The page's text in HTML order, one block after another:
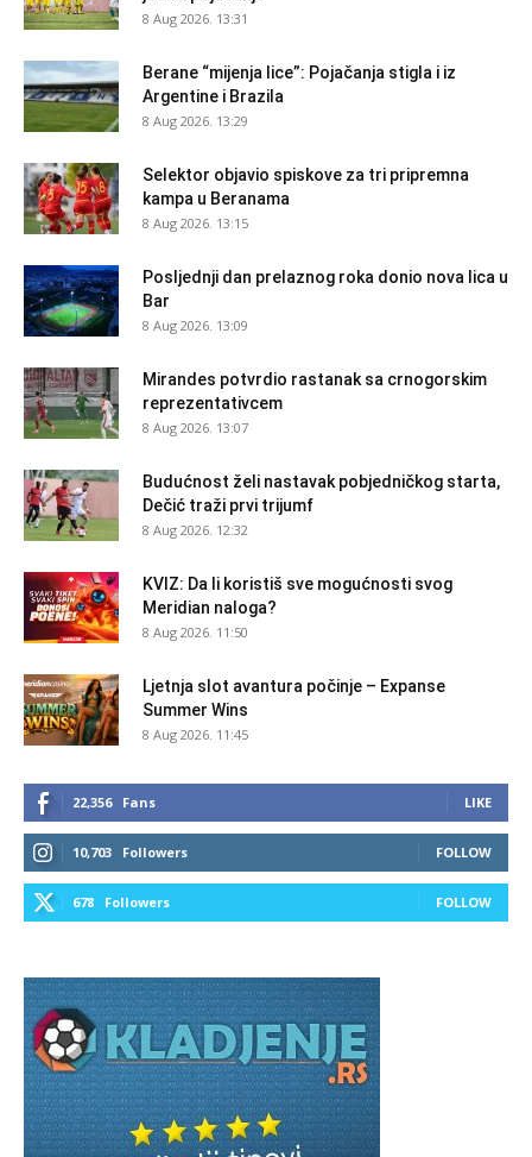
8 Aug 2026. 13:31
Berane “mijenja lice”: Pojačanja stigla i iz
Argentine i Brazila
8 Aug 2026. 13:29
Selektor objavio spiskove za tri pripremna
kampa u Beranama
8 Aug 2026. 13:15
Posljednji dan prelaznog roka donio nova lica u
Bar
8 Aug 2026. 13:09
Mirandes potvrdio rastanak sa crnogorskim
reprezentativcem
8 Aug 2026. 13:07
Budućnost želi nastavak pobjedničkog starta,
Dečić traži prvi trijumf
8 Aug 2026. 12:32
KVIZ: Da li koristiš sve mogućnosti svog
Meridian naloga?
8 Aug 2026. 11:50
Ljetnja slot avantura počinje – Expanse
Summer Wins
8 Aug 2026. 11:45
22,356 Fans LIKE
10,703 Followers FOLLOW
678 Followers FOLLOW